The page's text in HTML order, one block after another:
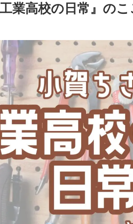
業高校の日常』の